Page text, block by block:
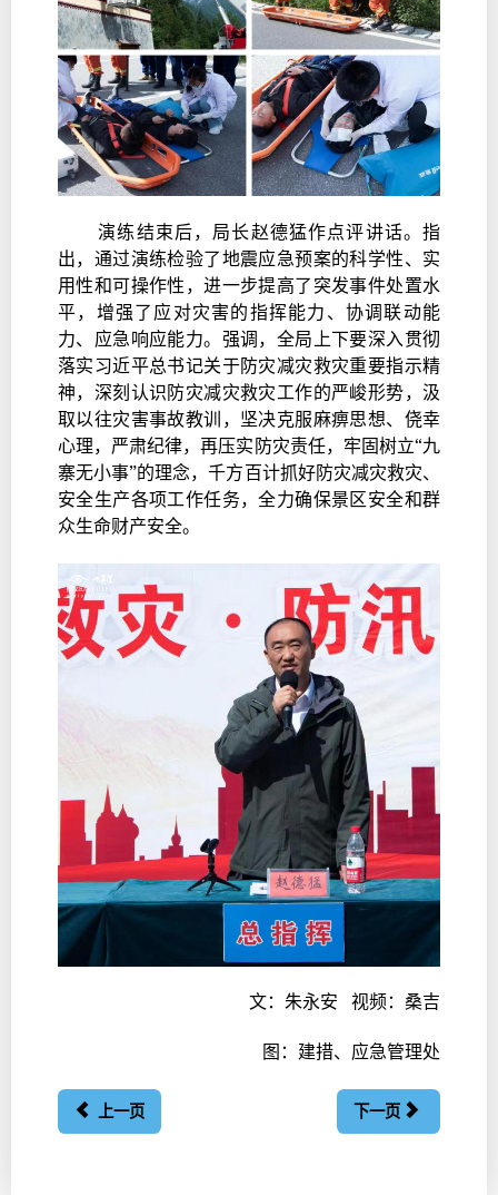
演练结束后，局长赵德猛作点评讲话。指
出，通过演练检验了地震应急预案的科学性、实
用性和可操作性，进一步提高了突发事件处置水
平，增强了应对灾害的指挥能力、协调联动能
力、应急响应能力。强调，全局上下要深入贯彻
落实习近平总书记关于防灾减灾救灾重要指示精
神，深刻认识防灾减灾救灾工作的严峻形势，汲
取以往灾害事故教训，坚决克服麻痹思想、侥幸
心理，严肃纪律，再压实防灾责任，牢固树立“九
寨无小事”的理念，千方百计抓好防灾减灾救灾、
安全生产各项工作任务，全力确保景区安全和群
众生命财产安全。
文：朱永安 视频：桑吉
图：建措、应急管理处
上一页 下一页